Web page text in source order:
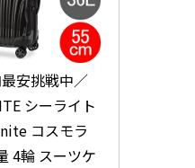
安挑戦中／
シーライト
コスモラ
4輪 スーツケ